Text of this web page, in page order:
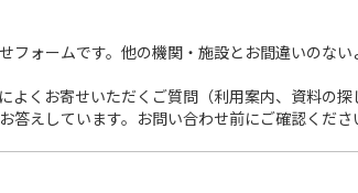
フォームです。他の機関・施設とお間違いのな
よくお寄せいただくご質問（利用案内、資料の
えしています。お問い合わせ前にご確認くださ